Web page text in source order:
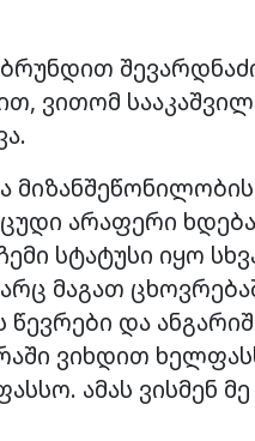
ვითომ
ცუდი არაფერი
სტატუსი იყო
მაგათ
და
რაში ვიხდით
ამას ვისმენ